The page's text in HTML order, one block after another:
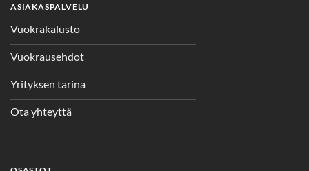
ASIAKASPALVELU
Vuokrakalusto
Vuokrausehdot
Yrityksen tarina
Ota yhteyttä